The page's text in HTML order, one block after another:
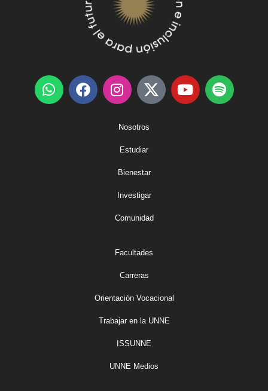
Nosotros
Estudiar
Bienestar
Investigar
Comunidad
Facultades
Carreras
Orientación Vocacional
Trabajar en la UNNE
ISSUNNE
UNNE Medios